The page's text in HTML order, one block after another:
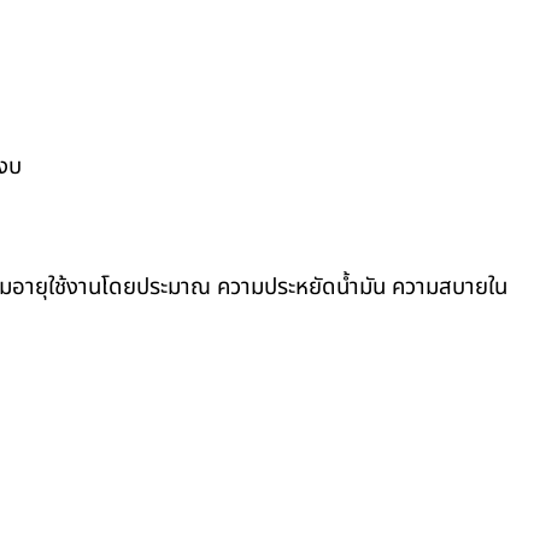
บ
ยุใช้งานโดยประมาณ ความประหยัดน้ำมัน ความสบายใน